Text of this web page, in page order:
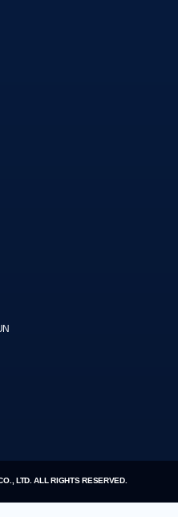
LTD. ALL RIGHTS RESERVED.